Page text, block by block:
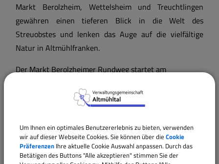
Markt Berolzheim, Wettelsheim und Treuchtlingen
gewähren einen tieferen Blick in die Welt des
Streuobstes und lenken das Auge auf die vielfältige
Natur in Altmühlfranken.
Der Markt Berolzheimer Rundweg startet am
Der Rundweg Meinheim startet am Bürgerhaus
Der Rundweg in Sammenheim startet am
Gemeindehaus.
Um Ihnen ein optimales Benutzererlebnis zu bieten, verwenden
wir auf dieser Webseite Cookies. Sie können über die Cookie
Präferenzen Ihre aktuelle Cookie Auswahl anpassen. Durch das
Betätigen des Buttons "Alle akzeptieren" stimmen Sie der